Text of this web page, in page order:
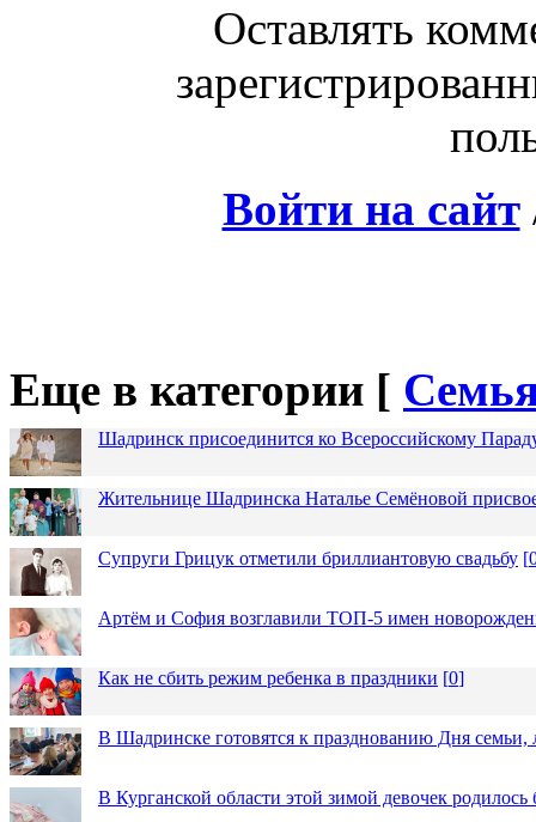
Оставлять
Войти на сайт
Еще в категории [
Шадринск присоединится ко Всероссийскому
Жительнице Шадринска Наталье Семёновой
Супруги Грицук отметили бриллиантовую свадьбу [
Артём и София возглавили ТОП-5 имен
Как не сбить режим ребенка в праздники [0]
В Шадринске готовятся к празднованию Дня семьи,
В Курганской области этой зимой девочек